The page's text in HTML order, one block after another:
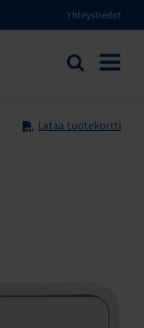
Yhteystiedot
Etsi
Lataa tuotekortti